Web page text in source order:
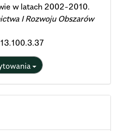
w latach 2002-2010.
I Rozwoju Obszarów